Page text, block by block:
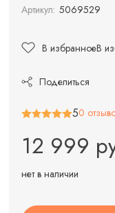
Артикул: 5069529
В избранноеВ
Поделиться
50
12 999
нет в наличии